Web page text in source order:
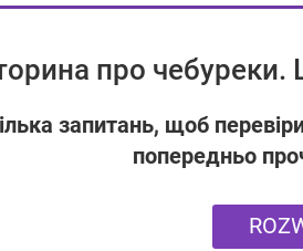
про
запитань, щоб
попередньо